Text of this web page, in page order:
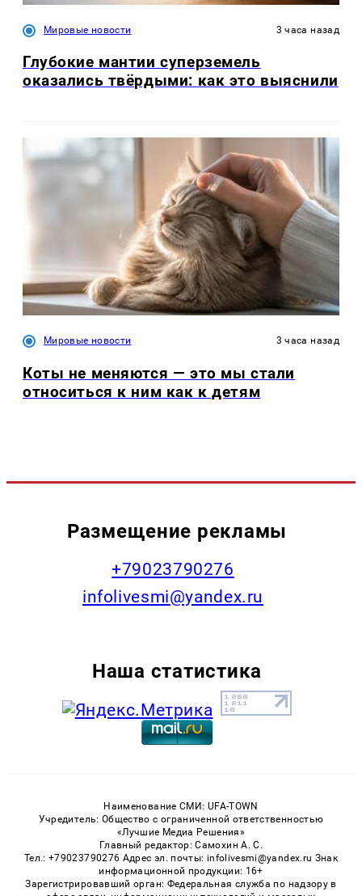
Мировые новости 3 часа назад
Глубокие мантии суперземель
оказались твёрдыми: как это выяснили
Мировые новости 3 часа назад
Коты не меняются — это мы стали
относиться к ним как к детям
Размещение рекламы
+79023790276
infolivesmi@yandex.ru
Наша статистика
Наименование СМИ: UFA-TOWN
Учредитель: Общество с ограниченной ответственностью
«Лучшие Медиа Решения»
Главный редактор: Самохин А. С.
Тел.: +79023790276 Адрес эл. почты: infolivesmi@yandex.ru Знак
информационной продукции: 16+
Зарегистрировавший орган: Федеральная служба по надзору в